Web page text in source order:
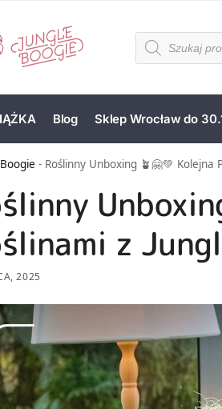
Blog Sklep Wrocław do
- Roślinny Unboxing 🪴🤗💚 Kolejna
z
2025